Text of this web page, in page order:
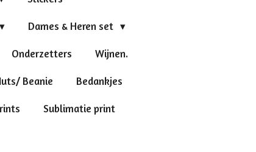
Dames & Heren set
Onderzetters Wijnen.
Beanie Bedankjes
Sublimatie print